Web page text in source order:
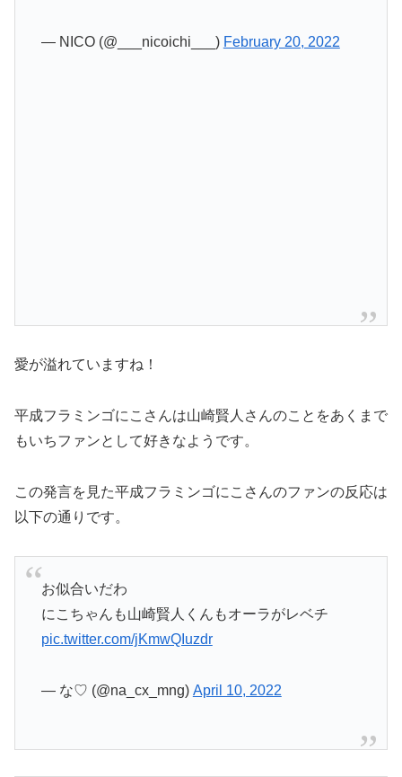
— NICO (@___nicoichi___) February 20, 2022
愛が溢れていますね！
平成フラミンゴにこさんは山崎賢人さんのことをあくまで
もいちファンとして好きなようです。
この発言を見た平成フラミンゴにこさんのファンの反応は
以下の通りです。
お似合いだわ
にこちゃんも山崎賢人くんもオーラがレベチ
pic.twitter.com/jKmwQIuzdr
— な♡ (@na_cx_mng) April 10, 2022